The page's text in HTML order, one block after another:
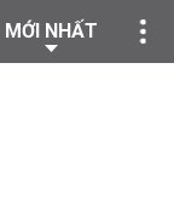
MỚI NHẤT